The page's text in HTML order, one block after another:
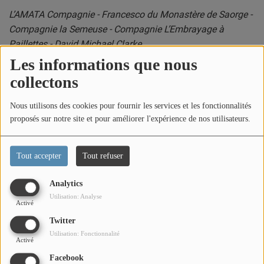
Les informations que nous
collectons
Nous utilisons des cookies pour fournir les services et les fonctionnalités
proposés sur notre site et pour améliorer l'expérience de nos utilisateurs.
Tout accepter Tout refuser
Analytics
Activé
Utilisation: Analyse
Twitter
Activé
Utilisation: Fonctionnalité
Facebook
L’AMATA Compagnie - Francesco du Monastère de Saorge -
Compagnie la Semeuse - Compagnie L’Embrayage à
Paillettes - David Michael Clarke
EN OUVERTURE : VEN. 30 Juin 21h à Menton - Théâtre ~
Cie AIDAS
JUILLET
DIM. 2 Juil. 17h à Sospel - Bal(l)ade ~ Cie La Semeuse - En
partenariat avec le Festival Les BaroQuiales